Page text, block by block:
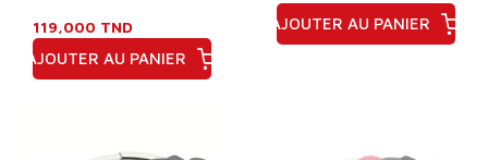
119,000 TND
AJOUTER AU PANIER
AJOUTER AU PANIER